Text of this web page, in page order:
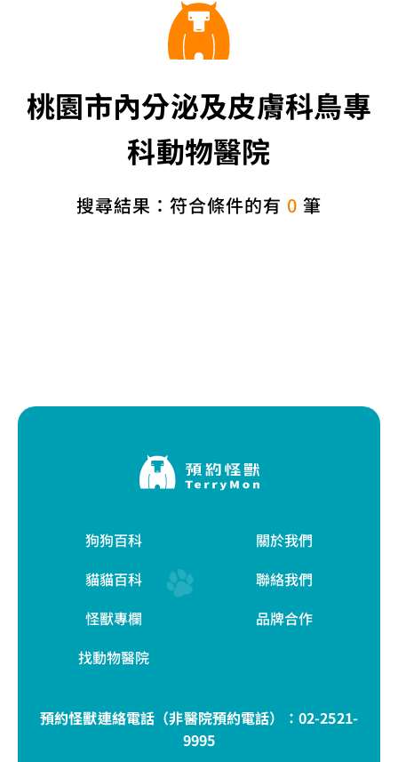
桃園市內分泌及皮膚科鳥專
科動物醫院
搜尋結果：符合條件的有 0 筆
狗狗百科
貓貓百科
怪獸專欄
找動物醫院
關於我們
聯絡我們
品牌合作
預約怪獸連絡電話（非醫院預約電話）： 02-2521-
9995